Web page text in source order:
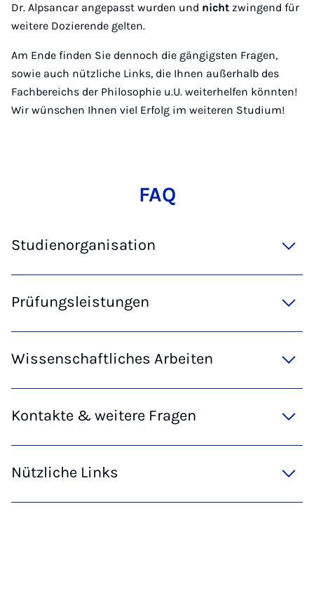
Dr. Alpsancar angepasst wurden und nicht zwingend für
weitere Dozierende gelten.
Am Ende finden Sie dennoch die gängigsten Fragen,
sowie auch nützliche Links, die Ihnen außerhalb des
Fachbereichs der Philosophie u.U. weiterhelfen könnten!
Wir wünschen Ihnen viel Erfolg im weiteren Studium!
FAQ
Studienorganisation
Prüfungsleistungen
Wissenschaftliches Arbeiten
Kontakte & weitere Fragen
Nützliche Links